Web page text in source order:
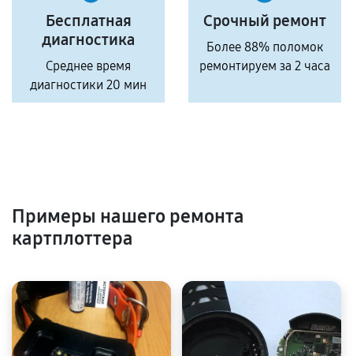
Бесплатная
диагностика
Среднее время
диагностики 20 мин
Срочный ремонт
Более 88% поломок
ремонтируем за 2 часа
Примеры нашего ремонта
картплоттера